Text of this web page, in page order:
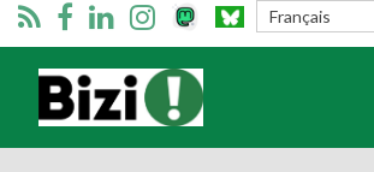
Français
Bizimugi